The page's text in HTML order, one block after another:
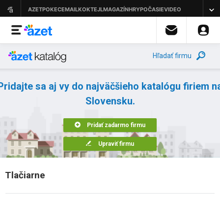
Hľadať firmu
sa aj vy do najväčšieho katalógu firiem
Slovensku.
Pridať zadarmo firmu
Upraviť firmu
Tlačiarne